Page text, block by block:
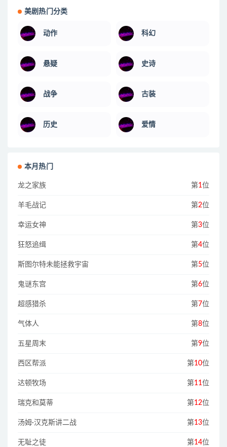
美剧热门分类
动作 科幻
悬疑 史诗
战争 古装
历史 爱情
本月热门
龙之家族 第1位
羊毛战记 第2位
幸运女神 第3位
狂怒追缉 第4位
斯图尔特未能拯救宇宙 第5位
鬼谜东宫 第6位
超感猎杀 第7位
气体人 第8位
五星周末 第9位
西区帮派 第10位
达顿牧场 第11位
瑞克和莫蒂 第12位
汤姆·汉克斯讲二战 第13位
无耻之徒 第14位